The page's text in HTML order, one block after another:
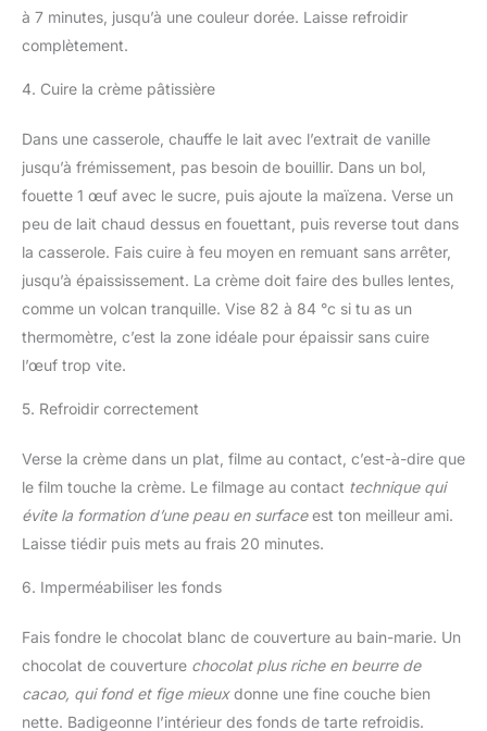
à 7 minutes, jusqu’à une couleur dorée. Laisse refroidir
complètement.
4. Cuire la crème pâtissière
Dans une casserole, chauffe le lait avec l’extrait de vanille
jusqu’à frémissement, pas besoin de bouillir. Dans un bol,
fouette 1 œuf avec le sucre, puis ajoute la maïzena. Verse un
peu de lait chaud dessus en fouettant, puis reverse tout dans
la casserole. Fais cuire à feu moyen en remuant sans arrêter,
jusqu’à épaississement. La crème doit faire des bulles lentes,
comme un volcan tranquille. Vise 82 à 84 °c si tu as un
thermomètre, c’est la zone idéale pour épaissir sans cuire
l’œuf trop vite.
5. Refroidir correctement
Verse la crème dans un plat, filme au contact, c’est-à-dire que
le film touche la crème. Le filmage au contact technique qui
évite la formation d’une peau en surfaceest ton meilleur ami.
Laisse tiédir puis mets au frais 20 minutes.
6. Imperméabiliser les fonds
Fais fondre le chocolat blanc de couverture au bain-marie. Un
chocolat de couverture chocolat plus riche en beurre de
cacao, qui fond et fige mieuxdonne une fine couche bien
nette. Badigeonne l’intérieur des fonds de tarte refroidis.